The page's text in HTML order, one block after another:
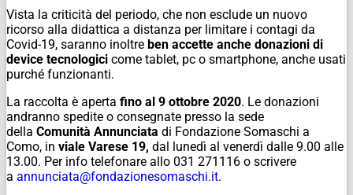
Vista la criticità del periodo, che non esclude un nuovo
ricorso alla didattica a distanza per limitare i contagi da
Covid-19, saranno inoltre ben accette anche donazioni di
device tecnologici come tablet, pc o smartphone, anche usati
purché funzionanti.
La raccolta è aperta fino al 9 ottobre 2020. Le donazioni
andranno spedite o consegnate presso la sede
della Comunità Annunciata di Fondazione Somaschi a
Como, in viale Varese 19, dal lunedì al venerdì dalle 9.00 alle
13.00. Per info telefonare allo 031 271116 o scrivere
a annunciata@fondazionesomaschi.it.